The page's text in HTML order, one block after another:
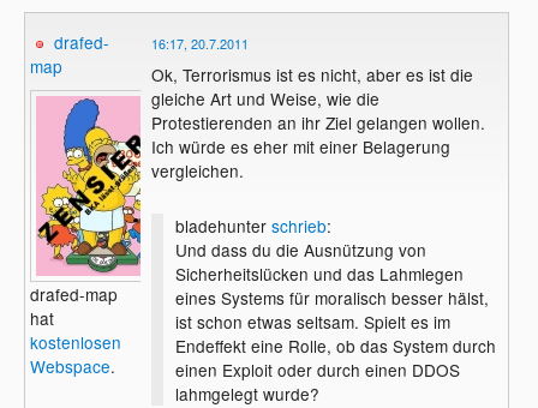
drafed-
map
drafed-map
hat
kostenlosen
Webspace.
16:17, 20.7.2011
Ok, Terrorismus ist es nicht, aber es ist die
gleiche Art und Weise, wie die
Protestierenden an ihr Ziel gelangen wollen.
Ich würde es eher mit einer Belagerung
vergleichen.
bladehunter schrieb:
Und dass du die Ausnützung von
Sicherheitslücken und das Lahmlegen
eines Systems für moralisch besser hälst,
ist schon etwas seltsam. Spielt es im
Endeffekt eine Rolle, ob das System durch
einen Exploit oder durch einen DDOS
lahmgelegt wurde?